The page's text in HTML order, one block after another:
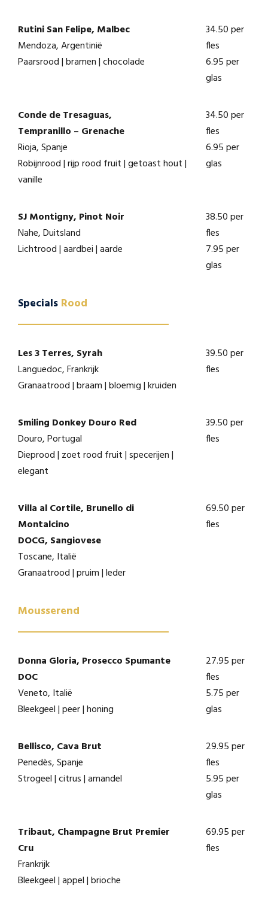
Rutini San Felipe, Malbec
Mendoza, Argentinië
Paarsrood | bramen | chocolade
34.50 per
fles
6.95 per
glas
Conde de Tresaguas,
Tempranillo – Grenache
Rioja, Spanje
Robijnrood | rijp rood fruit | getoast hout |
vanille
34.50 per
fles
6.95 per
glas
SJ Montigny, Pinot Noir
Nahe, Duitsland
Lichtrood | aardbei | aarde
38.50 per
fles
7.95 per
glas
Specials Rood
Les 3 Terres, Syrah
Languedoc, Frankrijk
Granaatrood | braam | bloemig | kruiden
39.50 per
fles
Smiling Donkey Douro Red
Douro, Portugal
Dieprood | zoet rood fruit | specerijen |
elegant
39.50 per
fles
Villa al Cortile, Brunello di
Montalcino
DOCG, Sangiovese
Toscane, Italië
Granaatrood | pruim | leder
69.50 per
fles
Mousserend
Donna Gloria, Prosecco Spumante
DOC
Veneto, Italië
Bleekgeel | peer | honing
27.95 per
fles
5.75 per
glas
Bellisco, Cava Brut
Penedès, Spanje
Strogeel | citrus | amandel
29.95 per
fles
5.95 per
glas
Tribaut, Champagne Brut Premier
Cru
Frankrijk
Bleekgeel | appel | brioche
69.95 per
fles